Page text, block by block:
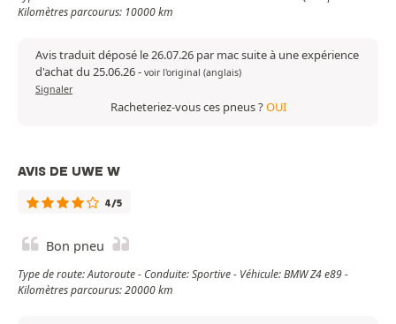
Kilomètres parcourus: 10000 km
Avis traduit déposé le 26.07.26 par mac suite à une expérience
d'achat du 25.06.26- voir l'original (anglais)
Signaler
Racheteriez-vous ces pneus ?OUI
AVIS DE UWE W
4/5
Bon pneu
Type de route: Autoroute - Conduite: Sportive - Véhicule: BMW Z4 e89 -
Kilomètres parcourus: 20000 km